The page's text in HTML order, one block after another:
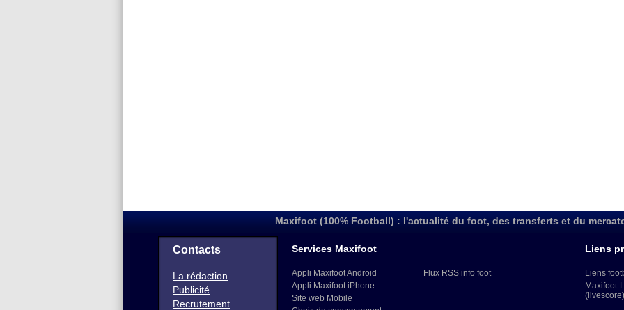
Maxifoot (100% Football) : l'actualité du foot, des transferts et du
Contacts
La rédaction
Publicité
Recrutement
Services Maxifoot
Appli Maxifoot Android
Appli Maxifoot iPhone
Site web Mobile
Flux RSS info foot
Liens
Liens
Maxifoot-
(livescore)